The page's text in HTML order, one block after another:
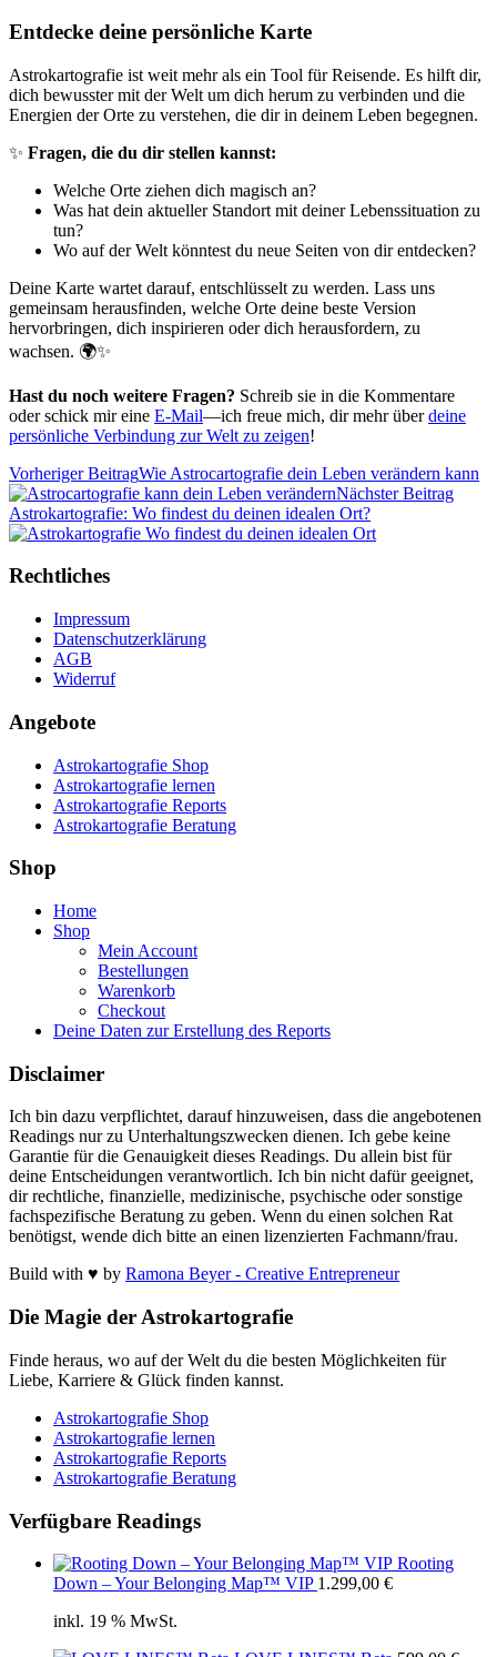
Entdecke deine persönliche Karte
Astrokartografie ist weit mehr als ein Tool für Reisende. Es hilft dir,
dich bewusster mit der Welt um dich herum zu verbinden und die
Energien der Orte zu verstehen, die dir in deinem Leben begegnen.
✨ Fragen, die du dir stellen kannst:
Welche Orte ziehen dich magisch an?
Was hat dein aktueller Standort mit deiner Lebenssituation zu
tun?
Wo auf der Welt könntest du neue Seiten von dir entdecken?
Deine Karte wartet darauf, entschlüsselt zu werden. Lass uns
gemeinsam herausfinden, welche Orte deine beste Version
hervorbringen, dich inspirieren oder dich herausfordern, zu
wachsen. 🌍✨
Hast du noch weitere Fragen? Schreib sie in die Kommentare
oder schick mir eine E-Mail—ich freue mich, dir mehr überdeine
persönliche Verbindung zur Welt zu zeigen!
Vorheriger BeitragWie Astrocartografie dein Leben verändern kann
Nächster Beitrag
Astrokartografie: Wo findest du deinen idealen Ort?
Rechtliches
Impressum
Datenschutzerklärung
AGB
Widerruf
Angebote
Astrokartografie Shop
Astrokartografie lernen
Astrokartografie Reports
Astrokartografie Beratung
Shop
Home
Shop
Mein Account
Bestellungen
Warenkorb
Checkout
Deine Daten zur Erstellung des Reports
Disclaimer
Ich bin dazu verpflichtet, darauf hinzuweisen, dass die angebotenen
Readings nur zu Unterhaltungszwecken dienen. Ich gebe keine
Garantie für die Genauigkeit dieses Readings. Du allein bist für
deine Entscheidungen verantwortlich. Ich bin nicht dafür geeignet,
dir rechtliche, finanzielle, medizinische, psychische oder sonstige
fachspezifische Beratung zu geben. Wenn du einen solchen Rat
benötigst, wende dich bitte an einen lizenzierten Fachmann/frau.
Build with ♥ by Ramona Beyer - Creative Entrepreneur
Die Magie der Astrokartografie
Finde heraus, wo auf der Welt du die besten Möglichkeiten für
Liebe, Karriere & Glück finden kannst.
Astrokartografie Shop
Astrokartografie lernen
Astrokartografie Reports
Astrokartografie Beratung
Verfügbare Readings
Rooting
Down – Your Belonging Map™ VIP 1.299,00 €
inkl. 19 % MwSt.